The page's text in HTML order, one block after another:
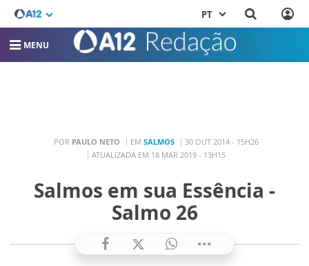
PT
MENU
POR PAULO NETO EM SALMOS
30 OUT 2014 - 15H26
ATUALIZADA EM 18 MAR 2019 - 13H15
Salmos em sua Essência -
Salmo 26